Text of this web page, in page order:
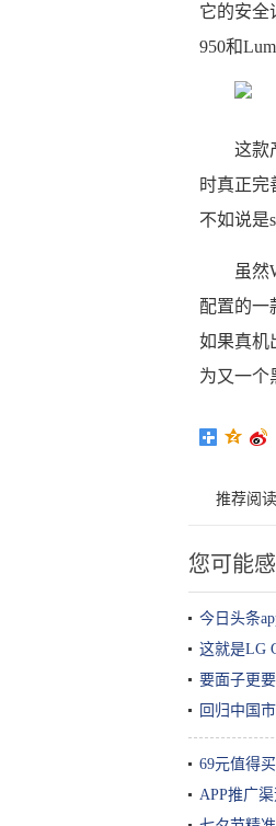
它的安全
950和
这款
时真正完
不如说是
虽然
配置的一
如果真机
为又一个
推荐阅读
您可能
今日头条
这就是LG
要面子更
回归中国
69元值得
APP推广